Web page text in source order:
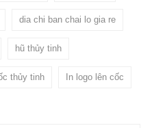
dia chi ban chai lo gia re
hũ thủy tinh
thủy tinh In logo lên cốc